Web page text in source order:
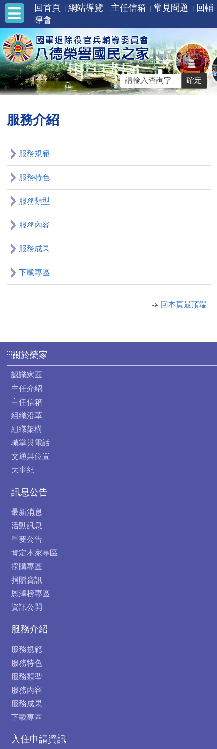
回首頁 網站導覽 主任信箱 常見問題
回輔
導會
服務介紹
服務規範
服務特色
服務類型
服務內容
服務成果
下載專區
回本頁最頂端
:::關於榮家
認識家區
主任介紹
主任信箱
組織沿革
組織架構
職掌與電話
交通與位置
大事紀
訊息公告
最新消息
活動訊息
重要公告
肯定本家專區
採購專區
捐贈資訊
恩澤榜專區
資訊公開
服務介紹
服務規範
服務特色
服務類型
服務內容
服務成果
下載專區
入住申請資訊